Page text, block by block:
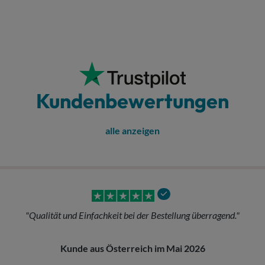
Kundenbewertungen
alle anzeigen
für ein Event gebraucht und bei allesbecher hat alles
Kunde aus Österreich im Februar 2026